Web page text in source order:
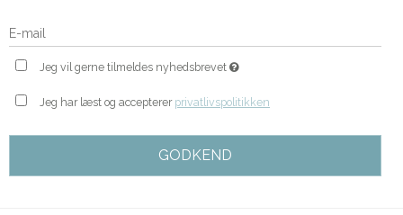
Jeg vil gerne tilmeldes nyhedsbrevet
Jeg har læst og accepterer privatlivspolitikken
GODKEND